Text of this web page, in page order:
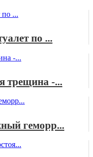
по ...
трещина -...
геморр...